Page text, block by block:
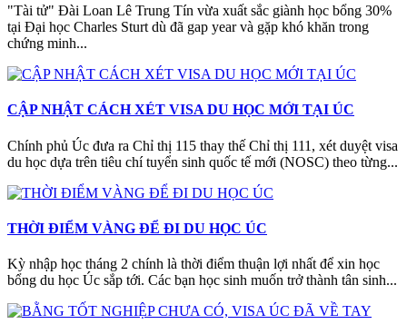
"Tài tử" Đài Loan Lê Trung Tín vừa xuất sắc giành học bổng 30%
tại Đại học Charles Sturt dù đã gap year và gặp khó khăn trong
chứng minh...
CẬP NHẬT CÁCH XÉT VISA DU HỌC MỚI TẠI ÚC
Chính phủ Úc đưa ra Chỉ thị 115 thay thế Chỉ thị 111, xét duyệt visa
du học dựa trên tiêu chí tuyển sinh quốc tế mới (NOSC) theo từng...
THỜI ĐIỂM VÀNG ĐỂ ĐI DU HỌC ÚC
Kỳ nhập học tháng 2 chính là thời điểm thuận lợi nhất để xin học
bổng du học Úc sắp tới. Các bạn học sinh muốn trở thành tân sinh...